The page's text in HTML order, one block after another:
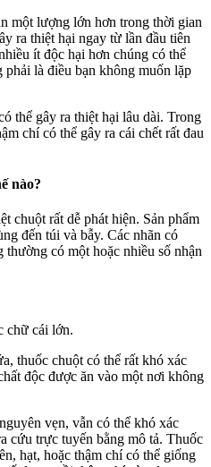
một lượng lớn hơn trong thời gian
ra thiệt hại ngay từ lần đầu tiên
ít độc hại hơn chúng có thể
là điều bạn không muốn lặp
thể gây ra thiệt hại lâu dài. Trong
chí có thể gây ra cái chết rất đau
nào?
chuột rất dễ phát hiện. Sản phẩm
đến túi và bẫy. Các nhãn có
có một hoặc nhiều số nhận
chữ cái lớn.
thuốc chuột có thể rất khó xác
độc được ăn vào một nơi không
vẹn, vẫn có thể khó xác
cứu trực tuyến bằng mô tả. Thuốc
hạt, hoặc thậm chí có thể giống